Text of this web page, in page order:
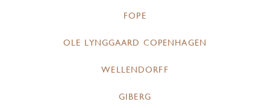
FOPE
OLE LYNGGAARD COPENHAGEN
WELLENDORFF
GIBERG